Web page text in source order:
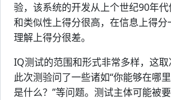
验，该系统的开发从上个世纪90年
和类似性上得分很高，在信息上得
理解上得分很差。
IQ测试的范围和形式非常多样，这取
此次测验问了一些诸如“你能够在哪
是什么？”等问题。测试主体可能被